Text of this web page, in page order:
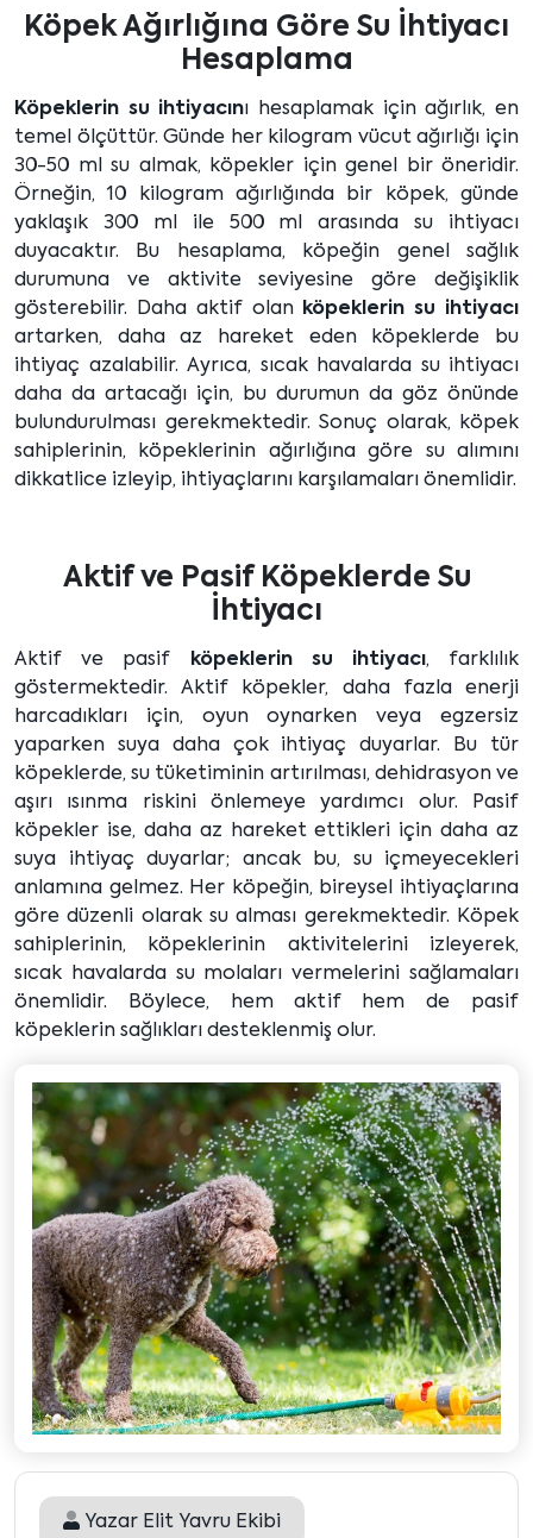
Köpek Ağırlığına Göre Su İhtiyacı
Hesaplama
Köpeklerin su ihtiyacını hesaplamak için ağırlık, en
temel ölçüttür. Günde her kilogram vücut ağırlığı için
30-50 ml su almak, köpekler için genel bir öneridir.
Örneğin, 10 kilogram ağırlığında bir köpek, günde
yaklaşık 300 ml ile 500 ml arasında su ihtiyacı
duyacaktır. Bu hesaplama, köpeğin genel sağlık
durumuna ve aktivite seviyesine göre değişiklik
gösterebilir. Daha aktif olan köpeklerin su ihtiyacı
artarken, daha az hareket eden köpeklerde bu
ihtiyaç azalabilir. Ayrıca, sıcak havalarda su ihtiyacı
daha da artacağı için, bu durumun da göz önünde
bulundurulması gerekmektedir. Sonuç olarak, köpek
sahiplerinin, köpeklerinin ağırlığına göre su alımını
dikkatlice izleyip, ihtiyaçlarını karşılamaları önemlidir.
Aktif ve Pasif Köpeklerde Su
İhtiyacı
Aktif ve pasif köpeklerin su ihtiyacı, farklılık
göstermektedir. Aktif köpekler, daha fazla enerji
harcadıkları için, oyun oynarken veya egzersiz
yaparken suya daha çok ihtiyaç duyarlar. Bu tür
köpeklerde, su tüketiminin artırılması, dehidrasyon ve
aşırı ısınma riskini önlemeye yardımcı olur. Pasif
köpekler ise, daha az hareket ettikleri için daha az
suya ihtiyaç duyarlar; ancak bu, su içmeyecekleri
anlamına gelmez. Her köpeğin, bireysel ihtiyaçlarına
göre düzenli olarak su alması gerekmektedir. Köpek
sahiplerinin, köpeklerinin aktivitelerini izleyerek,
sıcak havalarda su molaları vermelerini sağlamaları
önemlidir. Böylece, hem aktif hem de pasif
köpeklerin sağlıkları desteklenmiş olur.
Yazar Elit Yavru Ekibi